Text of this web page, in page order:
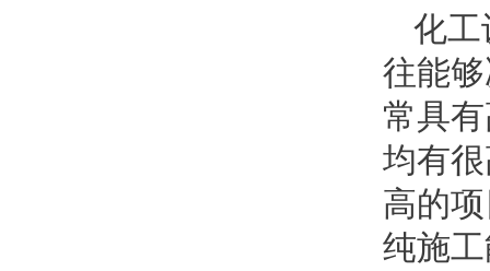
化工
往能
常具
均有
高的
纯施